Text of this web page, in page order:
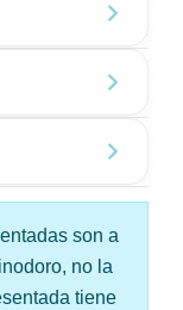
son a
no la
tiene